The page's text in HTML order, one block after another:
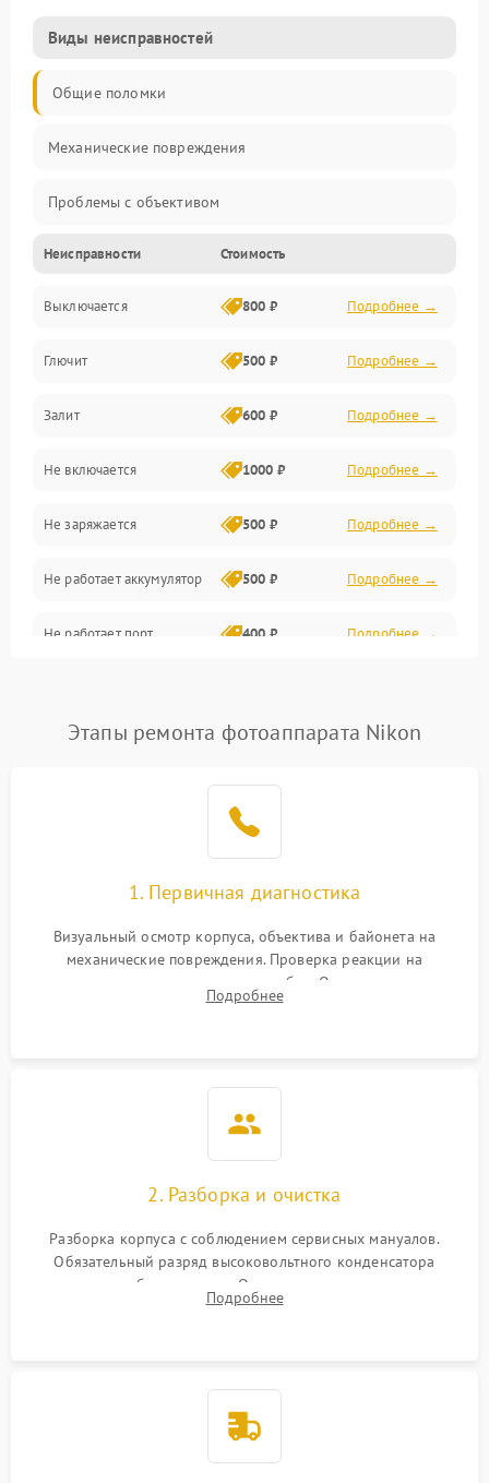
Виды неисправностей
Общие поломки
Механические повреждения
Проблемы с объективом
Электронные ошибки
Механические проблемы
Матрица и оптика
Питание и питание цепей
Проблемы с картами памяти
Объективы
Программные сбои
Коммуникации и интерфейсы
Неисправности Стоимость
Выключается 800 ₽ Подробнее →
Глючит 500 ₽ Подробнее →
Залит 600 ₽ Подробнее →
Не включается 1000 ₽ Подробнее →
Не заряжается 500 ₽ Подробнее →
Не работает аккумулятор 500 ₽ Подробнее →
Не работает порт 400 ₽ Подробнее →
Этапы ремонта фотоаппарата Nikon
1. Первичная диагностика
Визуальный осмотр корпуса, объектива и байонета на
механические повреждения. Проверка реакции на
включение, считывание кодов ошибок. Оценка состояния
матрицы и затвора, проверка работы автофокуса и вспышки.
Подробнее
2. Разборка и очистка
Разборка корпуса с соблюдением сервисных мануалов.
Обязательный разряд высоковольтного конденсатора
вспышки для безопасности. Очистка внутренних узлов от
пыли, песка и следов влаги с помощью спецсредств.
Подробнее